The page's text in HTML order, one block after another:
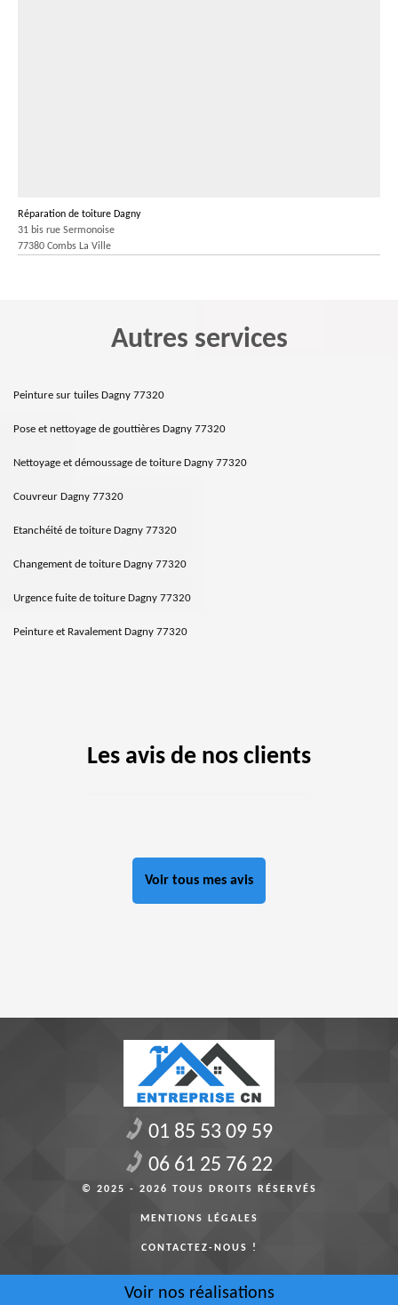
Réparation de toiture Dagny
31 bis rue Sermonoise
77380 Combs La Ville
Autres services
Peinture sur tuiles Dagny 77320
Pose et nettoyage de gouttières Dagny 77320
Nettoyage et démoussage de toiture Dagny 77320
Couvreur Dagny 77320
Etanchéité de toiture Dagny 77320
Changement de toiture Dagny 77320
Urgence fuite de toiture Dagny 77320
Peinture et Ravalement Dagny 77320
Les avis de nos clients
Voir tous mes avis
01 85 53 09 59
06 61 25 76 22
© 2025 - 2026 TOUS DROITS RÉSERVÉS
MENTIONS LÉGALES
CONTACTEZ-NOUS !
Voir nos réalisations